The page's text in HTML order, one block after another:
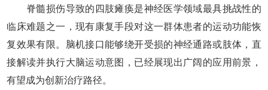
脊髓损伤导致的四肢瘫痪是神经医学领域最具挑战性的
临床难题之一，现有康复手段对这一群体患者的运动功能恢
复效果有限。脑机接口能够绕开受损的神经通路或肢体，直
接解读并执行大脑运动意图，已经展现出广阔的应用前景，
有望成为创新治疗路径。